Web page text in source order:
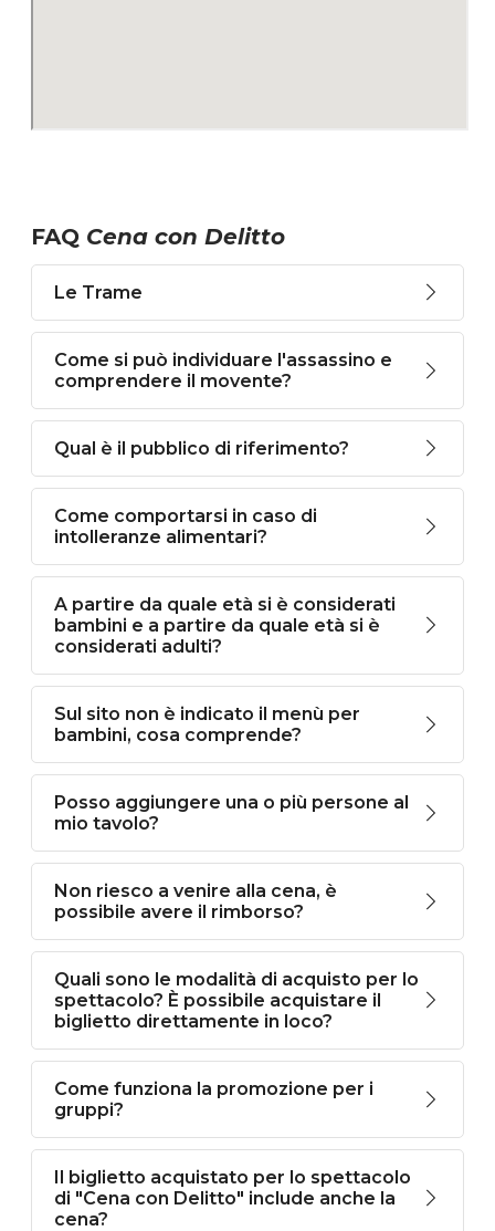
FAQ Cena con Delitto
Le Trame
Come si può individuare l'assassino e
comprendere il movente?
Qual è il pubblico di riferimento?
Come comportarsi in caso di
intolleranze alimentari?
A partire da quale età si è considerati
bambini e a partire da quale età si è
considerati adulti?
Sul sito non è indicato il menù per
bambini, cosa comprende?
Posso aggiungere una o più persone al
mio tavolo?
Non riesco a venire alla cena, è
possibile avere il rimborso?
Quali sono le modalità di acquisto per lo
spettacolo? È possibile acquistare il
biglietto direttamente in loco?
Come funziona la promozione per i
gruppi?
Il biglietto acquistato per lo spettacolo
di "Cena con Delitto" include anche la
cena?